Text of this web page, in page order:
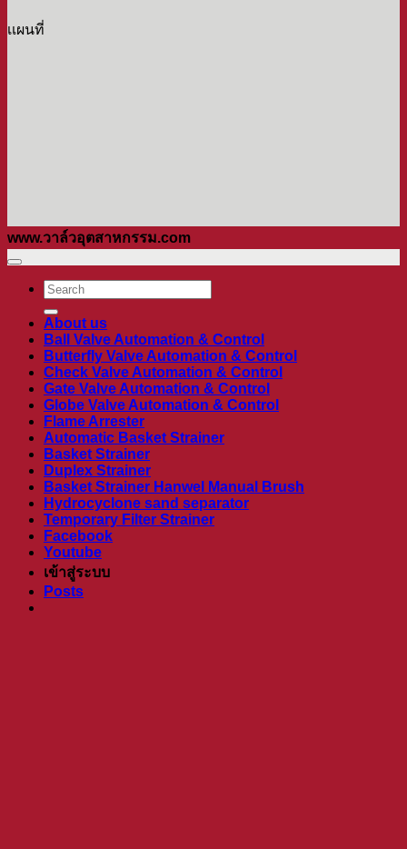
เเผนที่
www.วาล์วอุตสาหกรรม.com
ค้นหา:
About us
Ball Valve Automation & Control
Butterfly Valve Automation & Control
Check Valve Automation & Control
Gate Valve Automation & Control
Globe Valve Automation & Control
Flame Arrester
Automatic Basket Strainer
Basket Strainer
Duplex Strainer
Basket Strainer Hanwel Manual Brush
Hydrocyclone sand separator
Temporary Filter Strainer
Facebook
Youtube
เข้าสู่ระบบ
Posts